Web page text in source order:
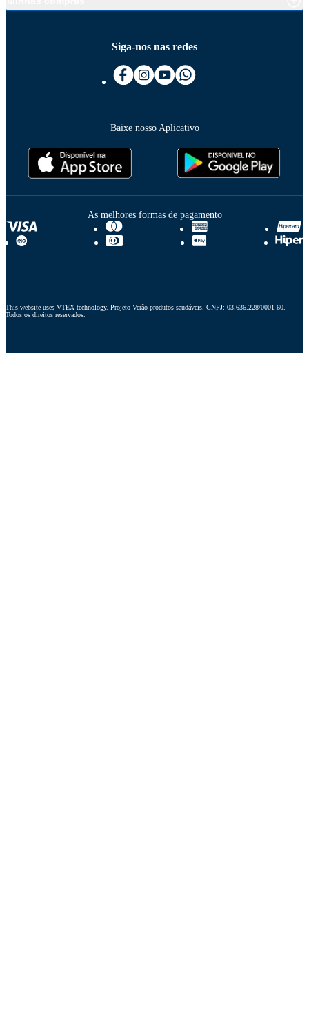
Siga-nos nas redes
Baixe nosso Aplicativo
As melhores formas de pagamento
This website uses VTEX technology. Projeto Verão produtos saudáveis. CNPJ: 03.636.228/0001-60.
Todos os direitos reservados.